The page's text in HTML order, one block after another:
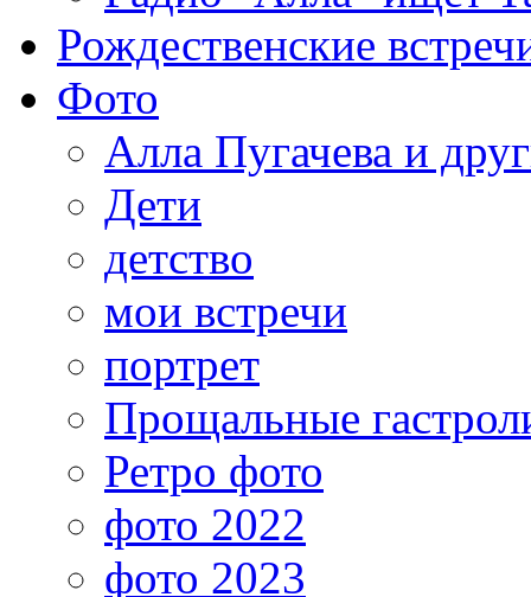
Рождественские
Фото
Алла Пугачева и
Дети
детство
мои встречи
портрет
Прощальные
Ретро фото
фото 2022
фото 2023